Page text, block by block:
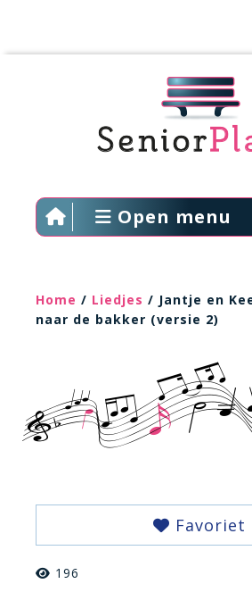
Open menu
Home / Liedjes / Jantje en
naar de bakker (versie 2)
Favoriet
196